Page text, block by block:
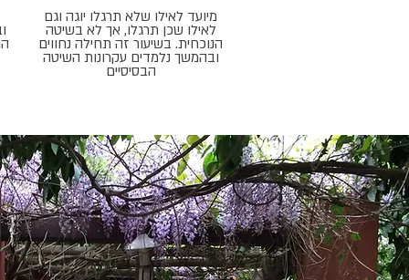
מיועד לאילו שלא תרגלו יוגה וגם
לאילו שכן תרגלו, אך לא בשיטה
הנוכחית. בשיעור זה תחילה נחווים
ובהמשך נלמדים עקרונות השיטה
הבסיסיים